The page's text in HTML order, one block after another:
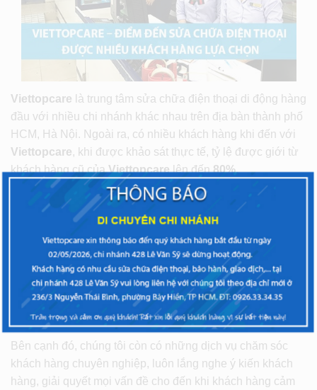
Viettopcare là trung tâm sửa chữa điện thoại di động hàng
đầu với nhiều chi nhánh khác nhau trên địa bàn thành phố
HCM, Hà Nội. Ngoài ra, có nhiều khách hàng khi đến với
Viettopcare, khi được khảo sát thực tế, tỷ lệ được giới từ
khách hàng cũ củaViettopcarelên đến80%.
Khi đến với dịch vụ sửa chữa điện thoại tại
Viettopcare,
nếu muốn bạn sẽ được ký xác nhận đầy đủ lên máy,
chúng tôi. Thực tế, Viettopcare luôn đề cao uy tín lên trên
hết, vì vậy chúng tôi cam kết không bao giờ có việc điện
thoại của bạn bị luộc đồ nhờ vào quy trình kiểm soát chặn
chẽ, không có một kỹ thuật nào tự ý thay thế hoặc lấy linh
kiện của khách.
Bên cạnh đó, chúng tôi còn có những dịch vụ chăm sóc
khách hàng chuyên nghiệp, luôn lắng nghe ý kiến khách
hàng, giải quyết mọi vấn đề cho đến khi khách hàng cảm